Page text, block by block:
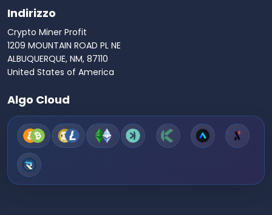
Indirizzo
Crypto Miner Profit
1209 MOUNTAIN ROAD PL NE
ALBUQUERQUE, NM, 87110
United States of America
Algo Cloud